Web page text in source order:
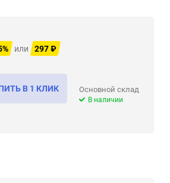
или 297₽
В 1 КЛИК Основной склад
В наличии